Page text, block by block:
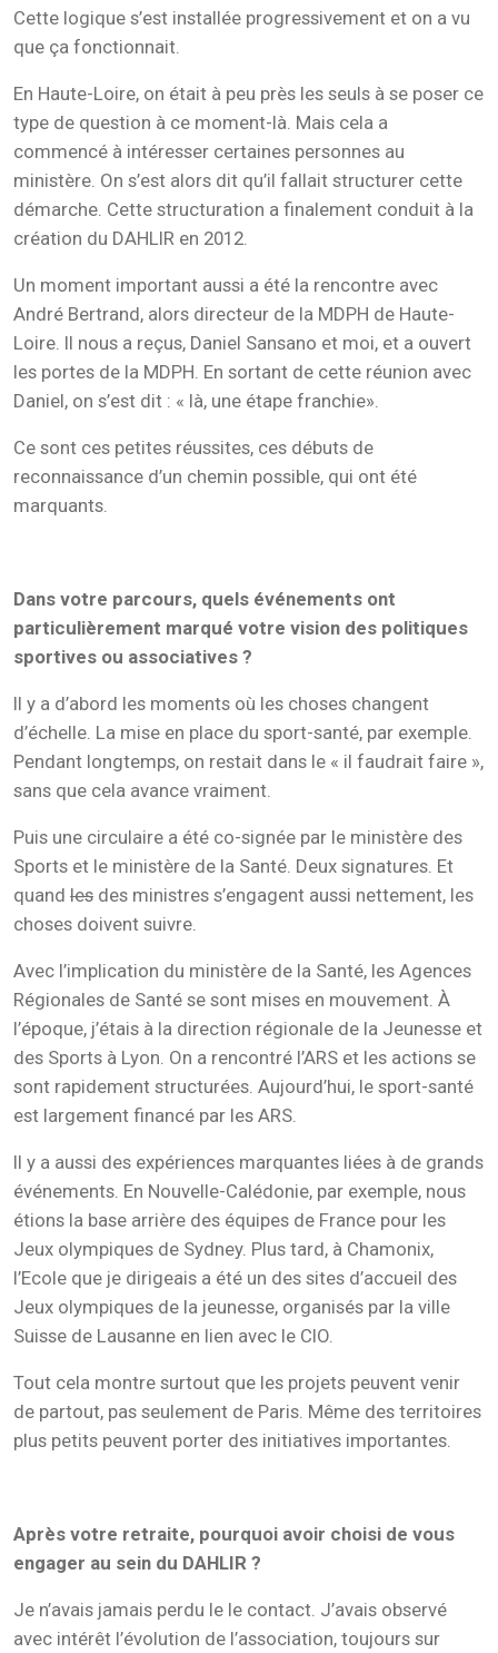
Cette logique s’est installée progressivement et on a vu
que ça fonctionnait.
En Haute-Loire, on était à peu près les seuls à se poser ce
type de question à ce moment-là. Mais cela a
commencé à intéresser certaines personnes au
ministère. On s’est alors dit qu’il fallait structurer cette
démarche. Cette structuration a finalement conduit à la
création du DAHLIR en 2012.
Un moment important aussi a été la rencontre avec
André Bertrand, alors directeur de la MDPH de Haute-
Loire. Il nous a reçus, Daniel Sansano et moi, et a ouvert
les portes de la MDPH. En sortant de cette réunion avec
Daniel, on s’est dit : « là, une étape franchie».
Ce sont ces petites réussites, ces débuts de
reconnaissance d’un chemin possible, qui ont été
marquants.
Dans votre parcours, quels événements ont
particulièrement marqué votre vision des politiques
sportives ou associatives ?
Il y a d’abord les moments où les choses changent
d’échelle. La mise en place du sport-santé, par exemple.
Pendant longtemps, on restait dans le « il faudrait faire »,
sans que cela avance vraiment.
Puis une circulaire a été co-signée par le ministère des
Sports et le ministère de la Santé. Deux signatures. Et
quand les des ministres s’engagent aussi nettement, les
choses doivent suivre.
Avec l’implication du ministère de la Santé, les Agences
Régionales de Santé se sont mises en mouvement. À
l’époque, j’étais à la direction régionale de la Jeunesse et
des Sports à Lyon. On a rencontré l’ARS et les actions se
sont rapidement structurées. Aujourd’hui, le sport-santé
est largement financé par les ARS.
Il y a aussi des expériences marquantes liées à de grands
événements. En Nouvelle-Calédonie, par exemple, nous
étions la base arrière des équipes de France pour les
Jeux olympiques de Sydney. Plus tard, à Chamonix,
l’Ecole que je dirigeais a été un des sites d’accueil des
Jeux olympiques de la jeunesse, organisés par la ville
Suisse de Lausanne en lien avec le CIO.
Tout cela montre surtout que les projets peuvent venir
de partout, pas seulement de Paris. Même des territoires
plus petits peuvent porter des initiatives importantes.
Après votre retraite, pourquoi avoir choisi de vous
engager au sein du DAHLIR ?
Je n’avais jamais perdu le le contact. J’avais observé
avec intérêt l’évolution de l’association, toujours sur